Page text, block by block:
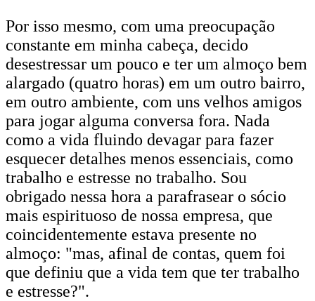
Por isso mesmo, com uma preocupação
constante em minha cabeça, decido
desestressar um pouco e ter um almoço bem
alargado (quatro horas) em um outro bairro,
em outro ambiente, com uns velhos amigos
para jogar alguma conversa fora. Nada
como a vida fluindo devagar para fazer
esquecer detalhes menos essenciais, como
trabalho e estresse no trabalho. Sou
obrigado nessa hora a parafrasear o sócio
mais espirituoso de nossa empresa, que
coincidentemente estava presente no
almoço: "mas, afinal de contas, quem foi
que definiu que a vida tem que ter trabalho
e estresse?".